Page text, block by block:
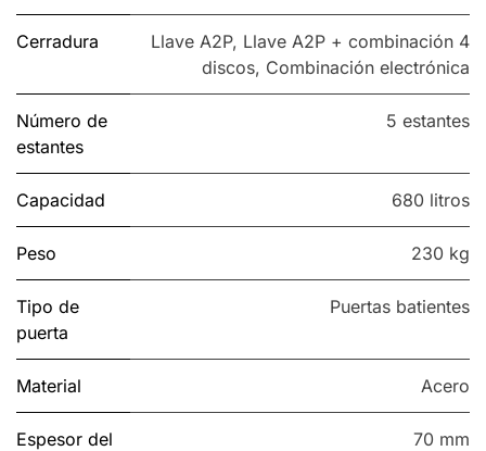
Cerradura Llave A2P, Llave A2P + combinación 4
discos, Combinación electrónica
Número de
estantes
5 estantes
Capacidad 680 litros
Peso 230 kg
Tipo de
puerta
Puertas batientes
Material Acero
Espesor del
70 mm